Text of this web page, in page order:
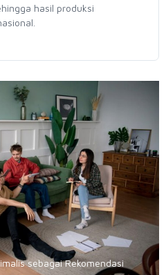
hasil produksi
sebagai Rekomendasi